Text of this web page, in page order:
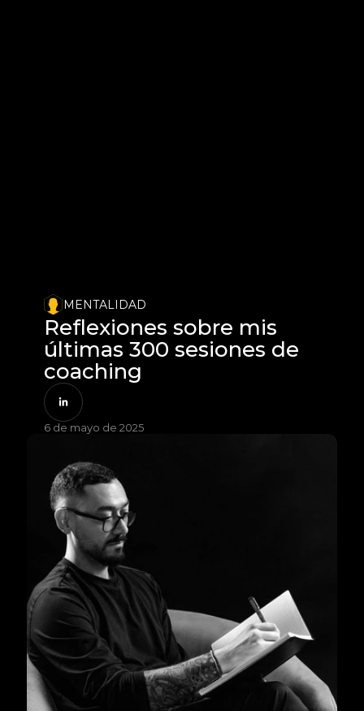
MENTALIDAD
Reflexiones sobre mis
últimas 300 sesiones de
coaching
6 de mayo de 2025